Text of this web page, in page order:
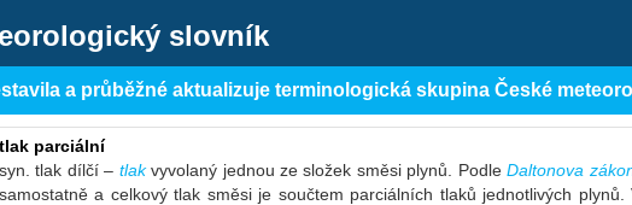
slovník
a průběžné aktualizuje terminologická skupina České
tlak parciální
syn. tlak dílčí – tlakvyvolaný jednou ze složek směsi plynů. PodleDaltonova
samostatně a celkový tlak směsi je součtem parciálních tlaků jednotlivých